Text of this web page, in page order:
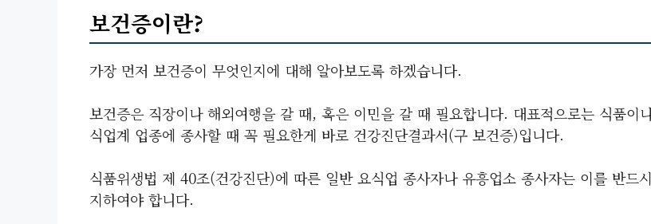
보건증이란?
가장 먼저 보건증이 무엇인지에 대해 알아보도록 하겠습니다.
보건증은 직장이나 해외여행을 갈 때, 혹은 이민을 갈 때 필요합니다. 대표적으로는 식품이
식업계 업종에 종사할 때 꼭 필요한게 바로 건강진단결과서(구 보건증)입니다.
식품위생법 제 40조(건강진단)에 따른 일반 요식업 종사자나 유흥업소 종사자는 이를 반드
지하여야 합니다.